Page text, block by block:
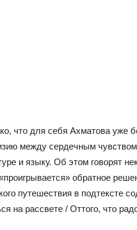
что для себя Ахматова уже
между сердечным чувством
и языку. Об этом говорят
обратное
путешествия в подтексте
на рассвете / Оттого, что